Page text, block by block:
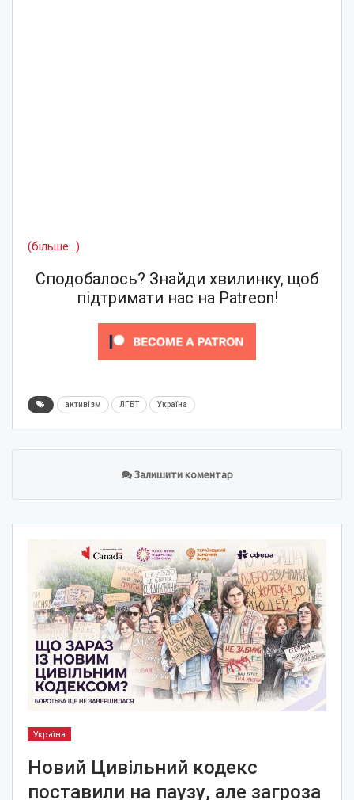
(більше…)
Сподобалось? Знайди хвилинку, щоб
підтримати нас на Patreon!
активізм ЛГБТ Україна
Залишити коментар
Україна
Новий Цивільний кодекс
поставили на паузу, але загроза